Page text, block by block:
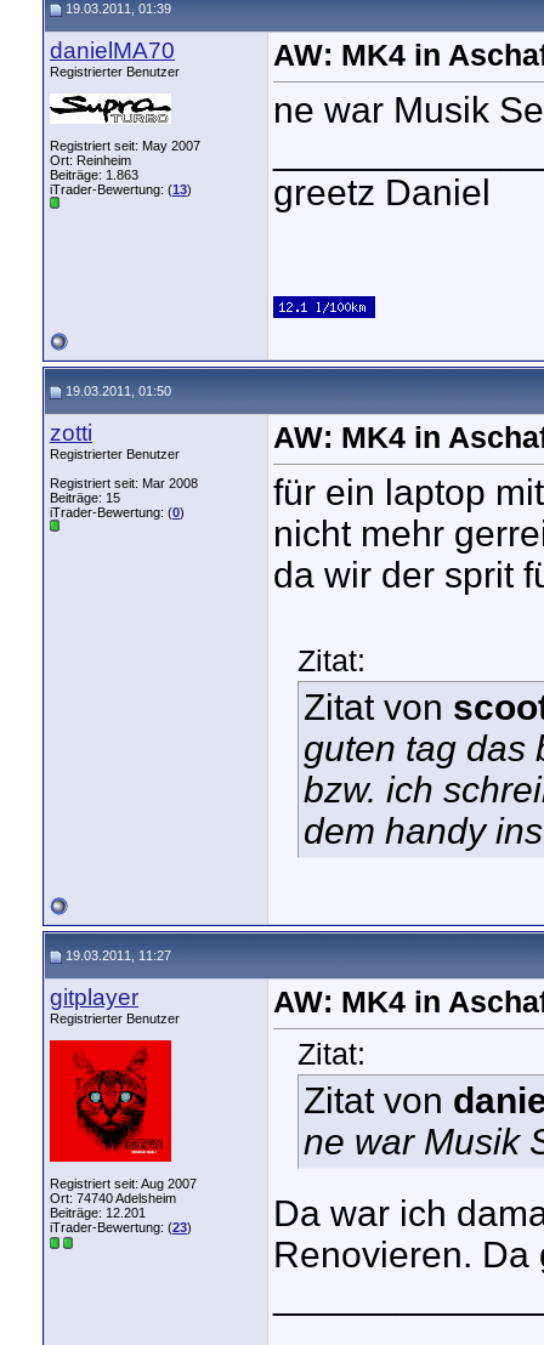
19.03.2011, 01:39
danielMA70
Registrierter Benutzer
Registriert seit: May 2007
Ort: Reinheim
Beiträge: 1.863
iTrader-Bewertung: (13)
AW: MK4 in
ne war Musik
greetz Daniel
19.03.2011, 01:50
zotti
Registrierter Benutzer
Registriert seit: Mar 2008
Beiträge: 15
iTrader-Bewertung: (0)
AW: MK4 in
für ein laptop
nicht mehr
da wir der sprit
Zitat:
Zitat von
guten tag das
bzw. ich
dem handy
19.03.2011, 11:27
gitplayer
Registrierter Benutzer
Registriert seit: Aug 2007
Ort: 74740 Adelsheim
Beiträge: 12.201
iTrader-Bewertung: (23)
AW: MK4 in
Zitat:
Zitat von
ne war Musik
Da war ich
Renovieren. Da